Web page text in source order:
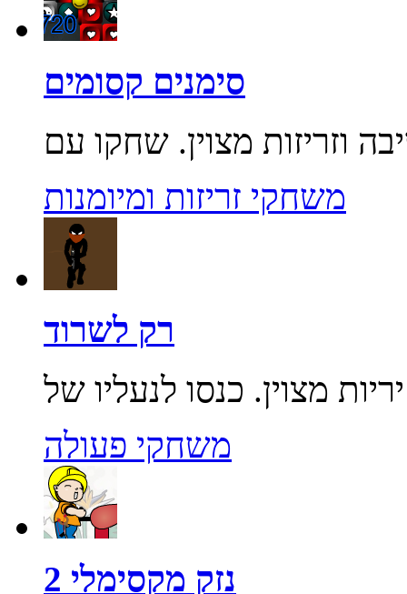
סימנים קסומים
משחקי זריזות ומיומנות
רק לשרוד
משחקי פעולה
נזק מקסימלי 2